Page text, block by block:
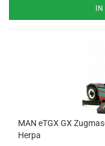
MAN eTGX GX
Herpa